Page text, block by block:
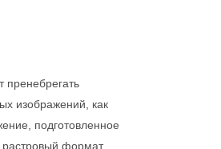
пренебрегать
изображений, как
подготовленное
растровый формат.